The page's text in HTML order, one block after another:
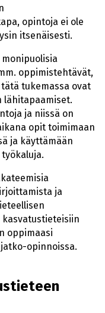
opintoja ei ole
itsenäisesti.
oppimistehtävät,
tukemassa ovat
lähitapaamiset.
ja niissä on
opit toimimaan
ja käyttämään
ja
oppimaasi
opinnoissa.